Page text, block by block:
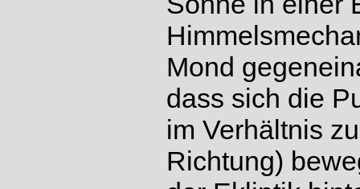
Mond
dass sich die
im Verhältnis
Richtung)